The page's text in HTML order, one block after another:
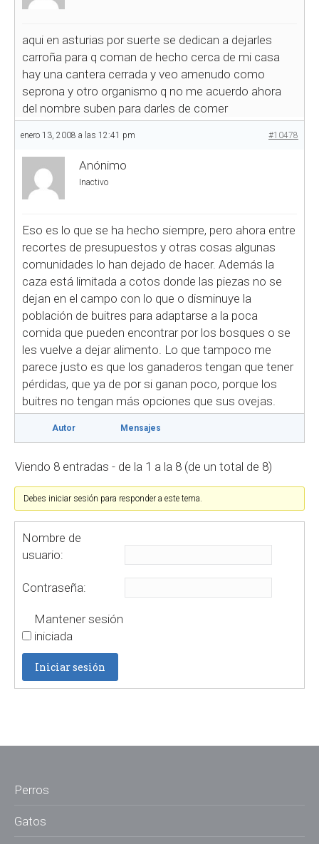
aqui en asturias por suerte se dedican a dejarles
carroña para q coman de hecho cerca de mi casa
hay una cantera cerrada y veo amenudo como
seprona y otro organismo q no me acuerdo ahora
del nombre suben para darles de comer
enero 13, 2008 a las 12:41 pm #10478
Anónimo
Inactivo
Eso es lo que se ha hecho siempre, pero ahora entre
recortes de presupuestos y otras cosas algunas
comunidades lo han dejado de hacer. Además la
caza está limitada a cotos donde las piezas no se
dejan en el campo con lo que o disminuye la
población de buitres para adaptarse a la poca
comida que pueden encontrar por los bosques o se
les vuelve a dejar alimento. Lo que tampoco me
parece justo es que los ganaderos tengan que tener
pérdidas, que ya de por si ganan poco, porque los
buitres no tengan más opciones que sus ovejas.
Autor Mensajes
Viendo 8 entradas - de la 1 a la 8 (de un total de 8)
Debes iniciar sesión para responder a este tema.
Nombre de
usuario:
Contraseña:
Mantener sesión
iniciada
Iniciar sesión
Perros
Gatos